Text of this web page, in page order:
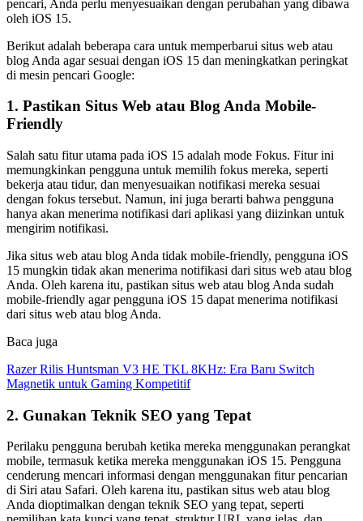
pencari, Anda perlu menyesuaikan dengan perubahan yang dibawa
oleh iOS 15.
Berikut adalah beberapa cara untuk memperbarui situs web atau
blog Anda agar sesuai dengan iOS 15 dan meningkatkan peringkat
di mesin pencari Google:
1. Pastikan Situs Web atau Blog Anda Mobile-
Friendly
Salah satu fitur utama pada iOS 15 adalah mode Fokus. Fitur ini
memungkinkan pengguna untuk memilih fokus mereka, seperti
bekerja atau tidur, dan menyesuaikan notifikasi mereka sesuai
dengan fokus tersebut. Namun, ini juga berarti bahwa pengguna
hanya akan menerima notifikasi dari aplikasi yang diizinkan untuk
mengirim notifikasi.
Jika situs web atau blog Anda tidak mobile-friendly, pengguna iOS
15 mungkin tidak akan menerima notifikasi dari situs web atau blog
Anda. Oleh karena itu, pastikan situs web atau blog Anda sudah
mobile-friendly agar pengguna iOS 15 dapat menerima notifikasi
dari situs web atau blog Anda.
Baca juga
Razer Rilis Huntsman V3 HE TKL 8KHz: Era Baru Switch
Magnetik untuk Gaming Kompetitif
2. Gunakan Teknik SEO yang Tepat
Perilaku pengguna berubah ketika mereka menggunakan perangkat
mobile, termasuk ketika mereka menggunakan iOS 15. Pengguna
cenderung mencari informasi dengan menggunakan fitur pencarian
di Siri atau Safari. Oleh karena itu, pastikan situs web atau blog
Anda dioptimalkan dengan teknik SEO yang tepat, seperti